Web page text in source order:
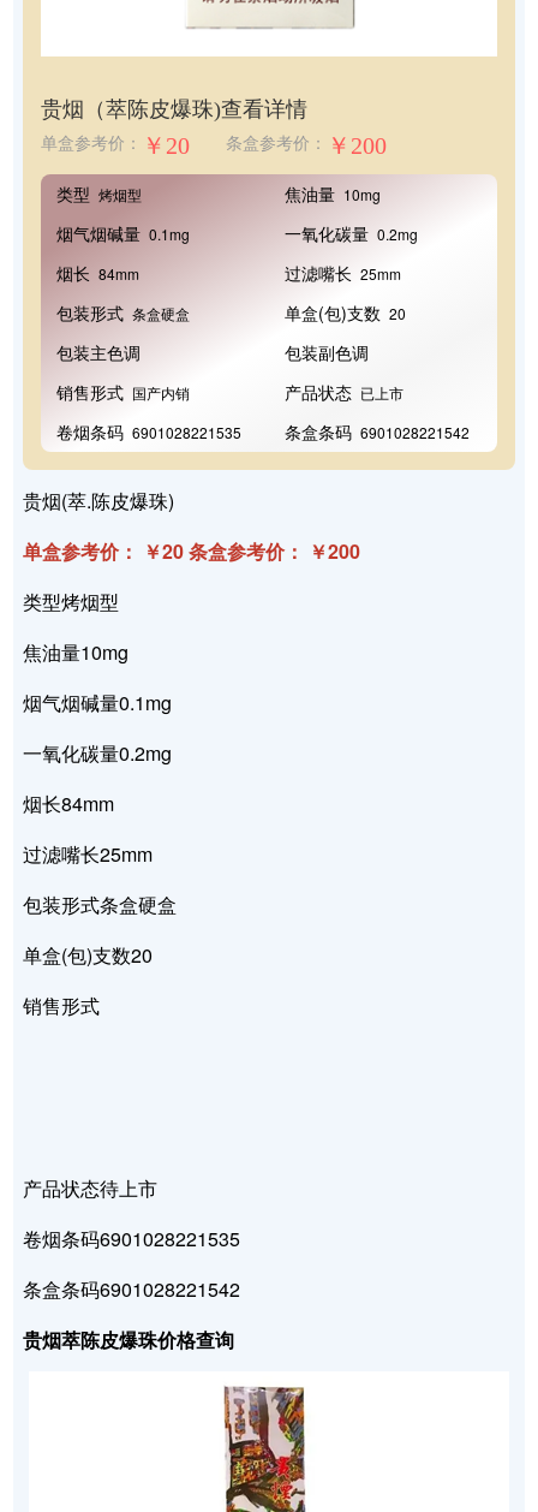
贵烟（萃陈皮爆珠)查看详情
单盒参考价： ￥20 条盒参考价： ￥200
类型 烤烟型 焦油量 10mg
烟气烟碱量 0.1mg 一氧化碳量 0.2mg
烟长 84mm 过滤嘴长 25mm
包装形式 条盒硬盒 单盒(包)支数 20
包装主色调
包装副色调
销售形式 国产内销 产品状态 已上市
卷烟条码 6901028221535 条盒条码 6901028221542
贵烟(萃.陈皮爆珠)
单盒参考价： ￥20 条盒参考价： ￥200
类型烤烟型
焦油量10mg
烟气烟碱量0.1mg
一氧化碳量0.2mg
烟长84mm
过滤嘴长25mm
包装形式条盒硬盒
单盒(包)支数20
销售形式
产品状态待上市
卷烟条码6901028221535
条盒条码6901028221542
贵烟萃陈皮爆珠价格查询